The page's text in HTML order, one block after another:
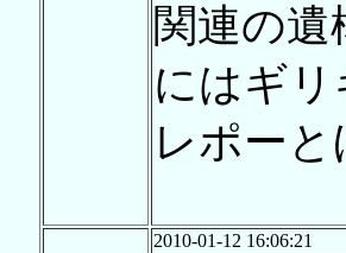
関連の
にはギ
レポー
2010-01-12 16:06:21